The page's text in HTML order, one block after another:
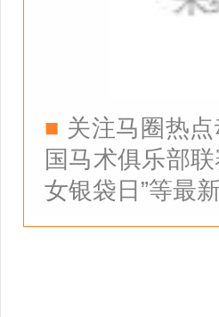
■ 关注马圈热
国马术俱乐部
女银袋日”等最